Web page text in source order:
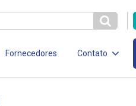
Fornecedores Contato